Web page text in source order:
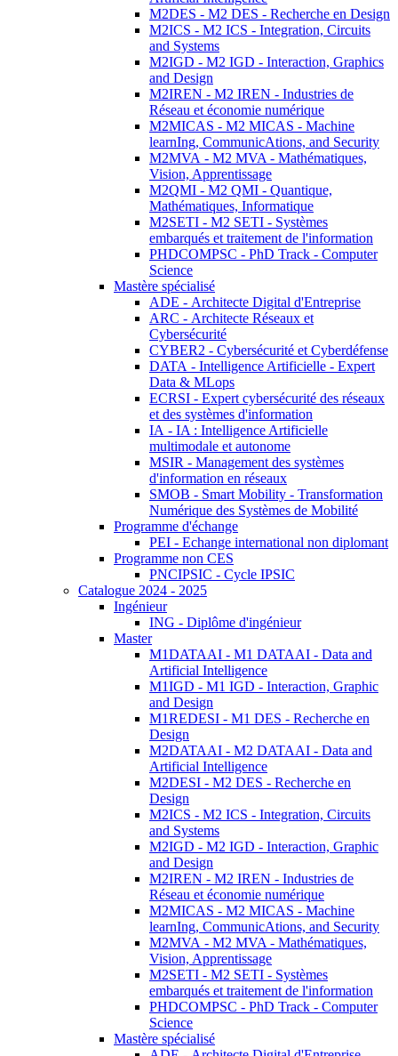
M2DES - M2 DES - Recherche en Design
M2ICS - M2 ICS - Integration, Circuits
and Systems
M2IGD - M2 IGD - Interaction, Graphics
and Design
M2IREN - M2 IREN - Industries de
Réseau et économie numérique
M2MICAS - M2 MICAS - Machine
learnIng, CommunicAtions, and Security
M2MVA - M2 MVA - Mathématiques,
Vision, Apprentissage
M2QMI - M2 QMI - Quantique,
Mathématiques, Informatique
M2SETI - M2 SETI - Systèmes
embarqués et traitement de l'information
PHDCOMPSC - PhD Track - Computer
Science
Mastère spécialisé
ADE - Architecte Digital d'Entreprise
ARC - Architecte Réseaux et
Cybersécurité
CYBER2 - Cybersécurité et Cyberdéfense
DATA - Intelligence Artificielle - Expert
Data & MLops
ECRSI - Expert cybersécurité des réseaux
et des systèmes d'information
IA - IA : Intelligence Artificielle
multimodale et autonome
MSIR - Management des systèmes
d'information en réseaux
SMOB - Smart Mobility - Transformation
Numérique des Systèmes de Mobilité
Programme d'échange
PEI - Echange international non diplomant
Programme non CES
PNCIPSIC - Cycle IPSIC
Catalogue 2024 - 2025
Ingénieur
ING - Diplôme d'ingénieur
Master
M1DATAAI - M1 DATAAI - Data and
Artificial Intelligence
M1IGD - M1 IGD - Interaction, Graphic
and Design
M1REDESI - M1 DES - Recherche en
Design
M2DATAAI - M2 DATAAI - Data and
Artificial Intelligence
M2DESI - M2 DES - Recherche en
Design
M2ICS - M2 ICS - Integration, Circuits
and Systems
M2IGD - M2 IGD - Interaction, Graphic
and Design
M2IREN - M2 IREN - Industries de
Réseau et économie numérique
M2MICAS - M2 MICAS - Machine
learnIng, CommunicAtions, and Security
M2MVA - M2 MVA - Mathématiques,
Vision, Apprentissage
M2SETI - M2 SETI - Systèmes
embarqués et traitement de l'information
PHDCOMPSC - PhD Track - Computer
Science
Mastère spécialisé